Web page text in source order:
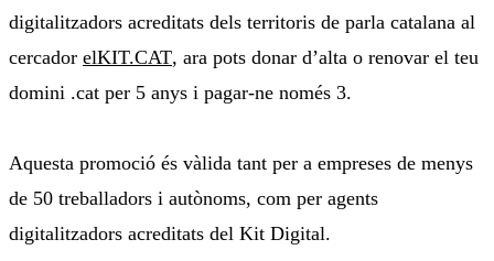
digitalitzadors acreditats dels territoris de parla catalana al
cercador elKIT.CAT, ara pots donar d’alta o renovar el teu
domini .cat per 5 anys i pagar-ne només 3.
Aquesta promoció és vàlida tant per a empreses de menys
de 50 treballadors i autònoms, com per agents
digitalitzadors acreditats del Kit Digital.